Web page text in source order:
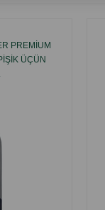
PREMIUM
ÜÇÜN